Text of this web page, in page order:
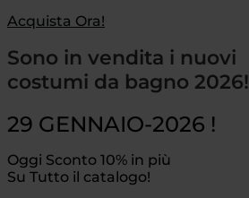
Acquista Ora!
Sono in vendita i nuovi
costumi da bagno 2026!
29 GENNAIO-2026 !
Oggi Sconto 10% in più
Su Tutto il catalogo!